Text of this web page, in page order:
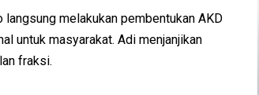
melakukan pembentukan AKD
untuk masyarakat. Adi menjanjikan
fraksi.